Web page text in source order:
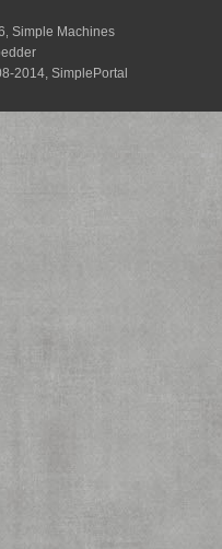
Simple Machines
2014, SimplePortal